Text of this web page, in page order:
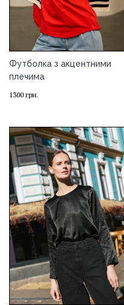
Футболка з акцентними
плечима
1300 грн.